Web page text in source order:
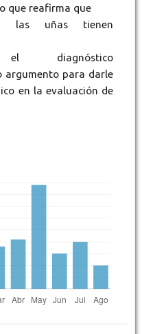
que reafirma que
las uñas tienen
el diagnóstico
argumento para darle
en la evaluación de